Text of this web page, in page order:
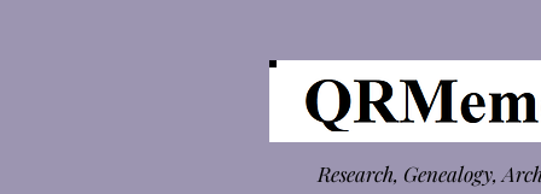
Research, Genealogy,